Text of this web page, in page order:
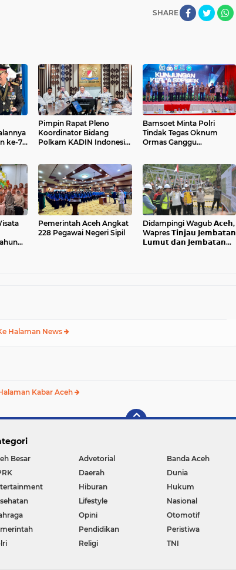
SHARE
ke-79
Pimpin Rapat Pleno
Koordinator Bidang
Polkam KADIN Indonesia,
Bamsoet Minta Polri
Tindak Tegas Oknum
Ormas Ganggu
Pemerintah Aceh Angkat
228 Pegawai Negeri Sipil
Didampingi Wagub 𝗔𝗰𝗲𝗵,
Wapres 𝗧𝗶𝗻𝗷𝗮𝘂 𝗝𝗲𝗺𝗯𝗮𝘁𝗮𝗻
𝗟𝘂𝗺𝘂𝘁 𝗱𝗮𝗻 𝗝𝗲𝗺𝗯𝗮𝘁𝗮𝗻
Halaman News
Kabar Aceh
Besar Advetorial Banda Aceh
Daerah Dunia
Hiburan Hukum
Lifestyle Nasional
Opini Otomotif
Pendidikan Peristiwa
Religi TNI